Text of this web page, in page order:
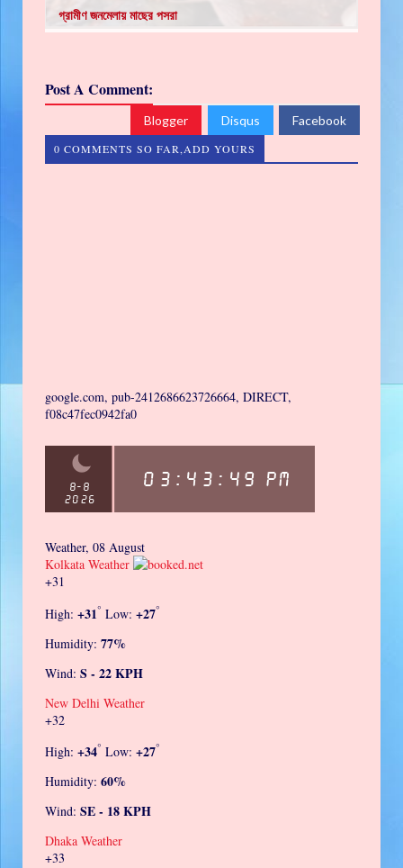
গ্রামীণ জনমেলায় মাছের পসরা
Post A Comment:
Blogger Disqus Facebook
0 COMMENTS SO FAR,ADD YOURS
google.com, pub-2412686623726664, DIRECT,
f08c47fec0942fa0
Weather, 08 August
Kolkata Weather
+31
High: +31° Low: +27°
Humidity: 77%
Wind: S - 22 KPH
New Delhi Weather
+32
High: +34° Low: +27°
Humidity: 60%
Wind: SE - 18 KPH
Dhaka Weather
+33